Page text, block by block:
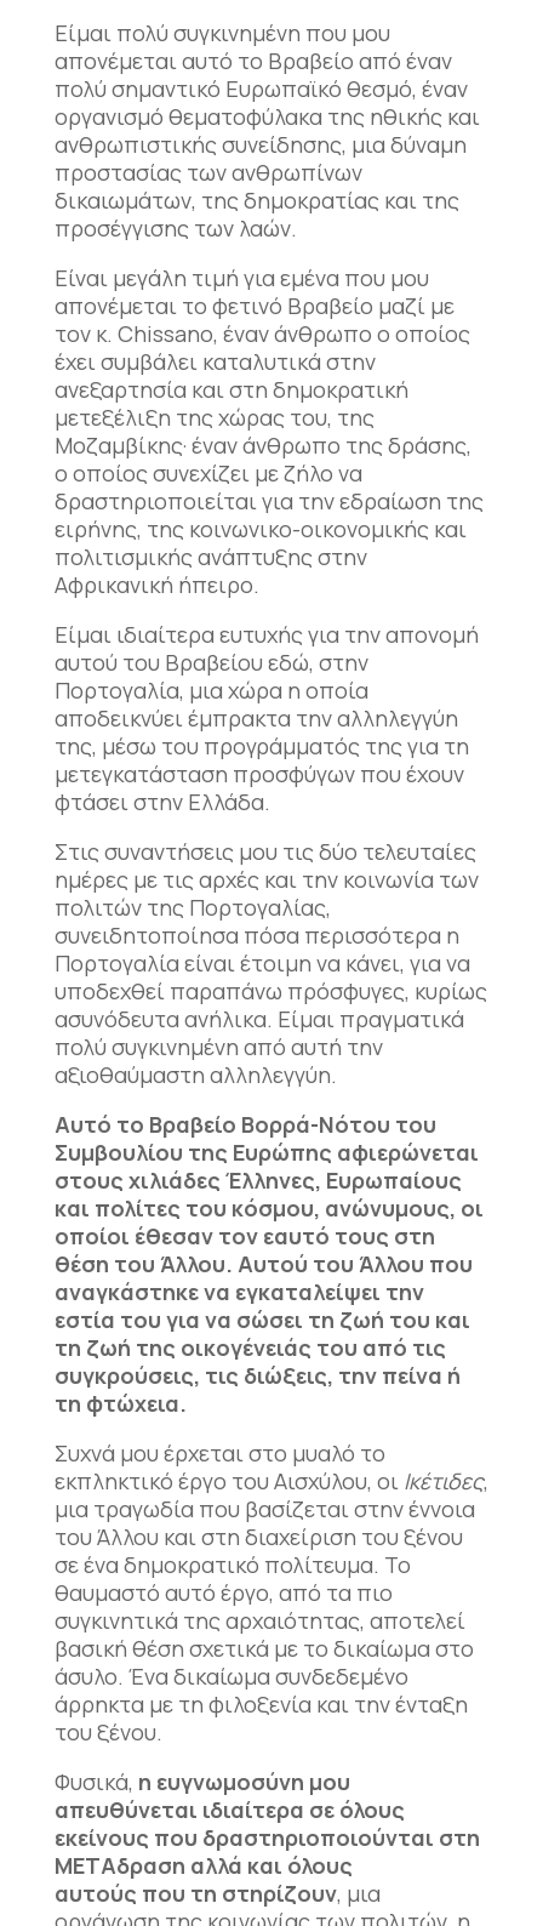
Είμαι πολύ συγκινημένη που μου
απονέμεται αυτό το Βραβείο από έναν
πολύ σημαντικό Ευρωπαϊκό θεσμό, έναν
οργανισμό θεματοφύλακα της ηθικής και
ανθρωπιστικής συνείδησης, μια δύναμη
προστασίας των ανθρωπίνων
δικαιωμάτων, της δημοκρατίας και της
προσέγγισης των λαών.
Είναι μεγάλη τιμή για εμένα που μου
απονέμεται το φετινό Βραβείο μαζί με
τον κ. Chissano, έναν άνθρωπο ο οποίος
έχει συμβάλει καταλυτικά στην
ανεξαρτησία και στη δημοκρατική
μετεξέλιξη της χώρας του, της
Μοζαμβίκης· έναν άνθρωπο της δράσης,
ο οποίος συνεχίζει με ζήλο να
δραστηριοποιείται για την εδραίωση της
ειρήνης, της κοινωνικο-οικονομικής και
πολιτισμικής ανάπτυξης στην
Αφρικανική ήπειρο.
Είμαι ιδιαίτερα ευτυχής για την απονομή
αυτού του Βραβείου εδώ, στην
Πορτογαλία, μια χώρα η οποία
αποδεικνύει έμπρακτα την αλληλεγγύη
της, μέσω του προγράμματός της για τη
μετεγκατάσταση προσφύγων που έχουν
φτάσει στην Ελλάδα.
Στις συναντήσεις μου τις δύο τελευταίες
ημέρες με τις αρχές και την κοινωνία των
πολιτών της Πορτογαλίας,
συνειδητοποίησα πόσα περισσότερα η
Πορτογαλία είναι έτοιμη να κάνει, για να
υποδεχθεί παραπάνω πρόσφυγες, κυρίως
ασυνόδευτα ανήλικα. Είμαι πραγματικά
πολύ συγκινημένη από αυτή την
αξιοθαύμαστη αλληλεγγύη.
Αυτό το Βραβείο Βορρά-Νότου του
Συμβουλίου της Ευρώπης αφιερώνεται
στους χιλιάδες Έλληνες, Ευρωπαίους
και πολίτες του κόσμου, ανώνυμους, οι
οποίοι έθεσαν τον εαυτό τους στη
θέση του Άλλου. Αυτού του Άλλου που
αναγκάστηκε να εγκαταλείψει την
εστία του για να σώσει τη ζωή του και
τη ζωή της οικογένειάς του από τις
συγκρούσεις, τις διώξεις, την πείνα ή
τη φτώχεια.
Συχνά μου έρχεται στο μυαλό το
εκπληκτικό έργο του Αισχύλου, οι Ικέτιδες,
μια τραγωδία που βασίζεται στην έννοια
του Άλλου και στη διαχείριση του ξένου
σε ένα δημοκρατικό πολίτευμα. Το
θαυμαστό αυτό έργο, από τα πιο
συγκινητικά της αρχαιότητας, αποτελεί
βασική θέση σχετικά με το δικαίωμα στο
άσυλο. Ένα δικαίωμα συνδεδεμένο
άρρηκτα με τη φιλοξενία και την ένταξη
του ξένου.
Φυσικά, η ευγνωμοσύνη μου
απευθύνεται ιδιαίτερα σε όλους
εκείνους που δραστηριοποιούνται στη
ΜΕΤΑδραση αλλά και όλους
αυτούς που τη στηρίζουν, μια